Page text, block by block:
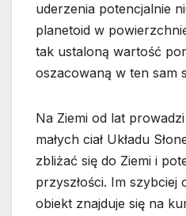
uderzenia potencjalnie
planetoid w
tak ustaloną wartość
oszacowaną w ten sam
Na Ziemi od lat
małych ciał Układu
zbliżać się do Ziemi i
przyszłości. Im szybciej
obiekt znajduje się na